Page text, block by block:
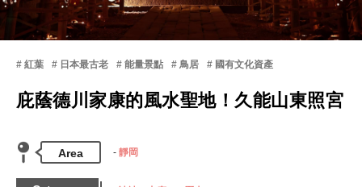
紅葉 日本最古老 能量景點 鳥居 國有文化資產
庇蔭德川家康的風水聖地！久能山東照宮
Area 靜岡